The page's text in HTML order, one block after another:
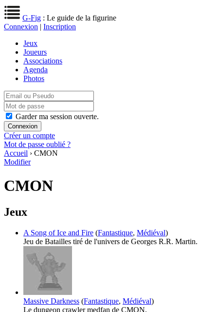
G-Fig : Le guide de la figurine
Connexion | Inscription
Jeux
Joueurs
Associations
Agenda
Photos
Garder ma session ouverte.
Créer un compte
Mot de passe oublié ?
Accueil › CMON
Modifier
CMON
Jeux
A Song of Ice and Fire (Fantastique, Médiéval)
Jeu de Batailles tiré de l'univers de Georges R.R. Martin.
Massive Darkness (Fantastique, Médiéval)
Le dungeon crawler medfan de CMON.